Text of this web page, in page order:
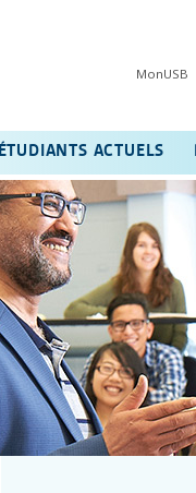
MonUSB
ÉTUDIANTS ACTUELS